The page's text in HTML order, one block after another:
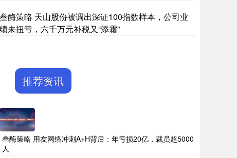
叁酶策略 天山股份被调出深证100指数样本，公司业
绩未扭亏，六千万元补税又“添霜”
推荐资讯
叁酶策略 用友网络冲刺A+H背后：年亏损20亿，裁员超5000
人